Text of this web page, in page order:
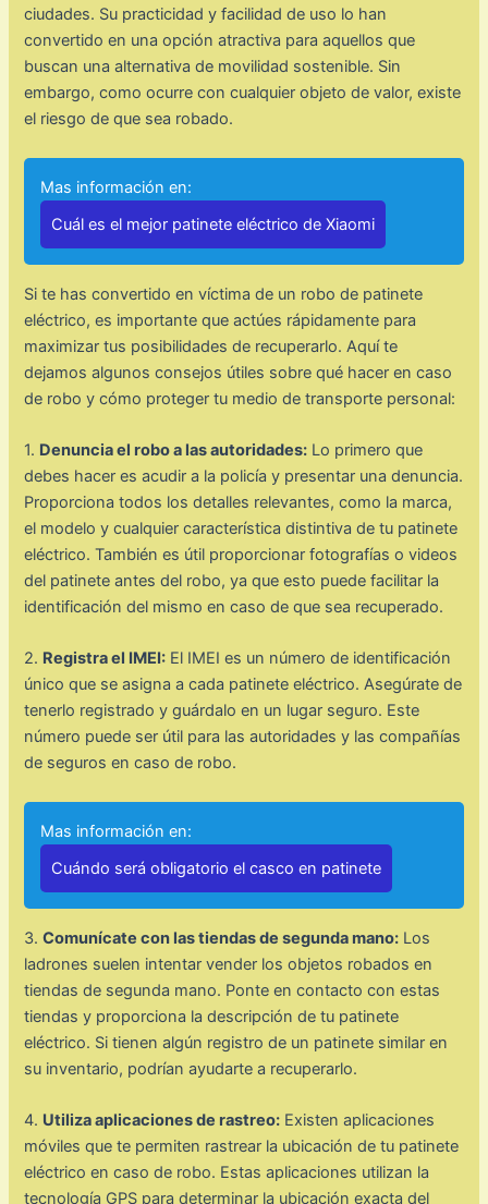
ciudades. Su practicidad y facilidad de uso lo han
convertido en una opción atractiva para aquellos que
buscan una alternativa de movilidad sostenible. Sin
embargo, como ocurre con cualquier objeto de valor, existe
el riesgo de que sea robado.
Mas información en:
Cuál es el mejor patinete eléctrico de Xiaomi
Si te has convertido en víctima de un robo de patinete
eléctrico, es importante que actúes rápidamente para
maximizar tus posibilidades de recuperarlo. Aquí te
dejamos algunos consejos útiles sobre qué hacer en caso
de robo y cómo proteger tu medio de transporte personal:
1. Denuncia el robo a las autoridades: Lo primero que
debes hacer es acudir a la policía y presentar una denuncia.
Proporciona todos los detalles relevantes, como la marca,
el modelo y cualquier característica distintiva de tu patinete
eléctrico. También es útil proporcionar fotografías o videos
del patinete antes del robo, ya que esto puede facilitar la
identificación del mismo en caso de que sea recuperado.
2. Registra el IMEI: El IMEI es un número de identificación
único que se asigna a cada patinete eléctrico. Asegúrate de
tenerlo registrado y guárdalo en un lugar seguro. Este
número puede ser útil para las autoridades y las compañías
de seguros en caso de robo.
Mas información en:
Cuándo será obligatorio el casco en patinete
3.Comunícate con las tiendas de segunda mano: Los
ladrones suelen intentar vender los objetos robados en
tiendas de segunda mano. Ponte en contacto con estas
tiendas y proporciona la descripción de tu patinete
eléctrico. Si tienen algún registro de un patinete similar en
su inventario, podrían ayudarte a recuperarlo.
4. Utiliza aplicaciones de rastreo: Existen aplicaciones
móviles que te permiten rastrear la ubicación de tu patinete
eléctrico en caso de robo. Estas aplicaciones utilizan la
tecnología GPS para determinar la ubicación exacta del